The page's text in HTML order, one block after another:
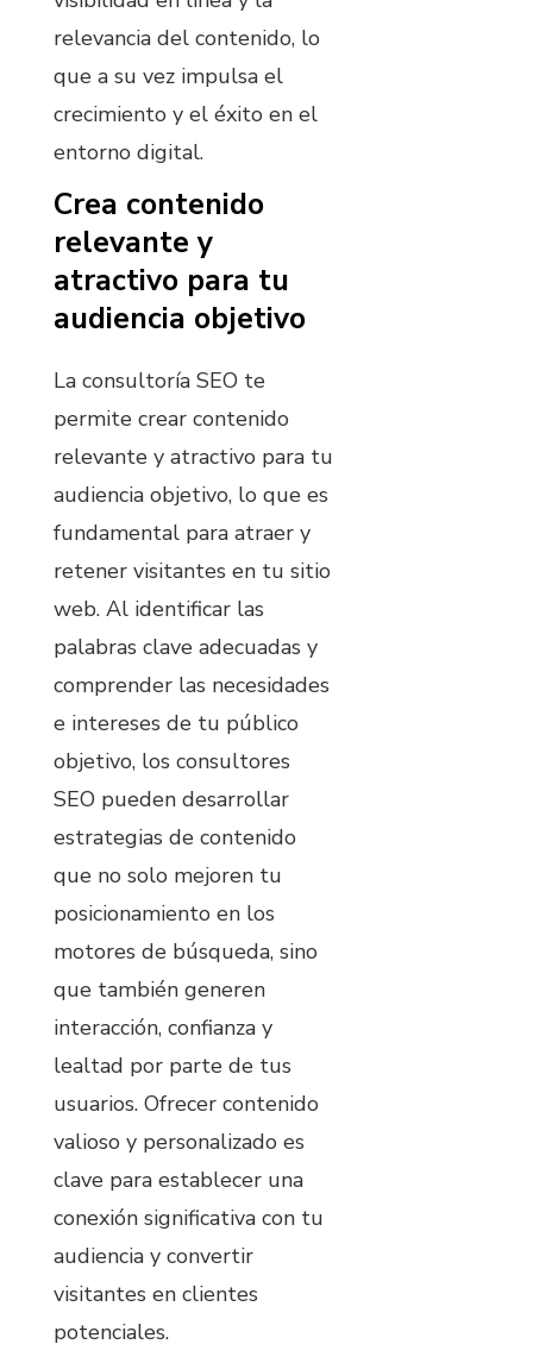
relevancia del contenido, lo
que a su vez impulsa el
crecimiento y el éxito en el
entorno digital.
Crea contenido
relevante y
atractivo para tu
audiencia objetivo
La consultoría SEO te
permite crear contenido
relevante y atractivo para tu
audiencia objetivo, lo que es
fundamental para atraer y
retener visitantes en tu sitio
web. Al identificar las
palabras clave adecuadas y
comprender las necesidades
e intereses de tu público
objetivo, los consultores
SEO pueden desarrollar
estrategias de contenido
que no solo mejoren tu
posicionamiento en los
motores de búsqueda, sino
que también generen
interacción, confianza y
lealtad por parte de tus
usuarios. Ofrecer contenido
valioso y personalizado es
clave para establecer una
conexión significativa con tu
audiencia y convertir
visitantes en clientes
potenciales.